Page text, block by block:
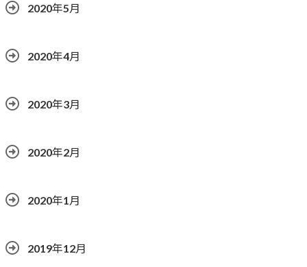
2020年5月
2020年4月
2020年3月
2020年2月
2020年1月
2019年12月